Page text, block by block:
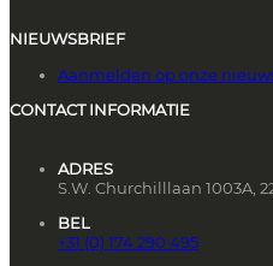
NIEUWSBRIEF
Aanmelden op onze
CONTACT INFORMATIE
ADRES
S.W. Churchilllaan 1003A,
BEL
+31 (0) 174 290 495